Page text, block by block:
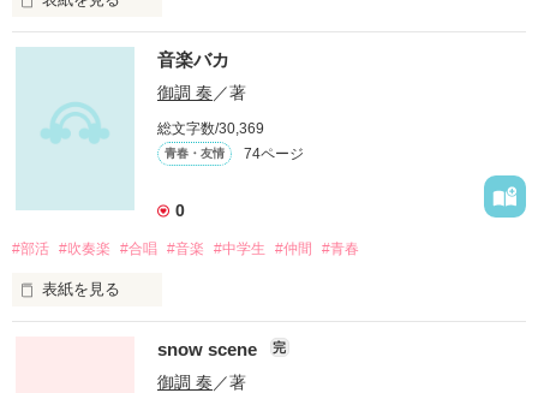
長いようで短いような
あたしの50分の恋…
授業中に書いたものを気まぐれup!
かなりの駄作です(笑)
音楽バカ
御調 奏 ／著
総文字数/30,369
青春・友情 74ページ
0
#部活 #吹奏楽 #合唱 #音楽 #中学生 #仲間 #青春
表紙を見る
snow scene 完
御調 奏 ／著